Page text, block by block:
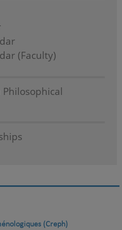
(Faculty)
(Creph)